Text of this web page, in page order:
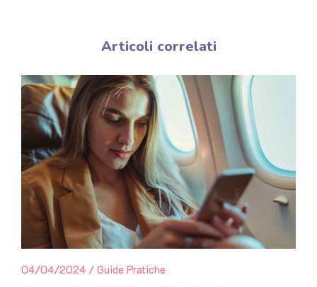
Articoli correlati
04/04/2024 / Guide Pratiche